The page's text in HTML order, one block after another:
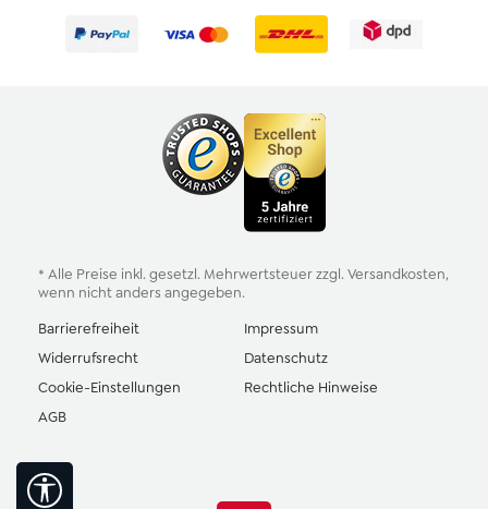
* Alle Preise inkl. gesetzl. Mehrwertsteuer zzgl. Versandkosten,
wenn nicht anders angegeben.
Barrierefreiheit
Impressum
Widerrufsrecht
Datenschutz
Cookie-Einstellungen
Rechtliche Hinweise
AGB
Werkzeugleiste anzeigen